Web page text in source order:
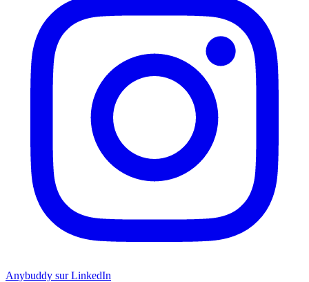
Anybuddy sur LinkedIn